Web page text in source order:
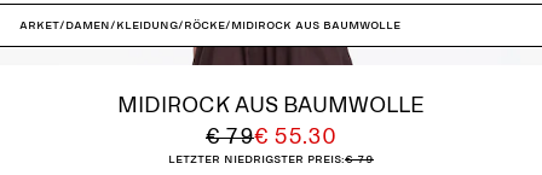
ARKET/Damen/Kleidung/Röcke/Midirock aus Baumwolle
MIDIROCK AUS BAUMWOLLE
€ 79€ 55.30
Letzter niedrigster Preis:€ 79